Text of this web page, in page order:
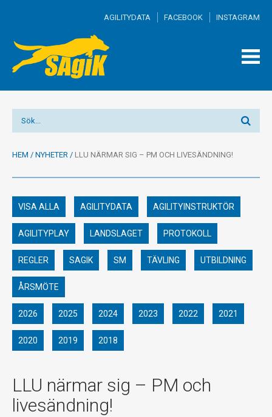
AGILITYDATA FACEBOOK INSTAGRAM
HEM / NYHETER / LLU NÄRMAR SIG – PM OCH LIVESÄNDNING!
VISA ALLA AGILITYDATA AGILITYINSTRUKTÖR
AGILITYPLAY LANDSLAGET PROTOKOLL
REGLER SAGIK SM TÄVLING UTBILDNING
ÅRSMÖTE
2026 2025 2024 2023 2022 2021
2020 2019 2018
LLU närmar sig – PM och
livesändning!